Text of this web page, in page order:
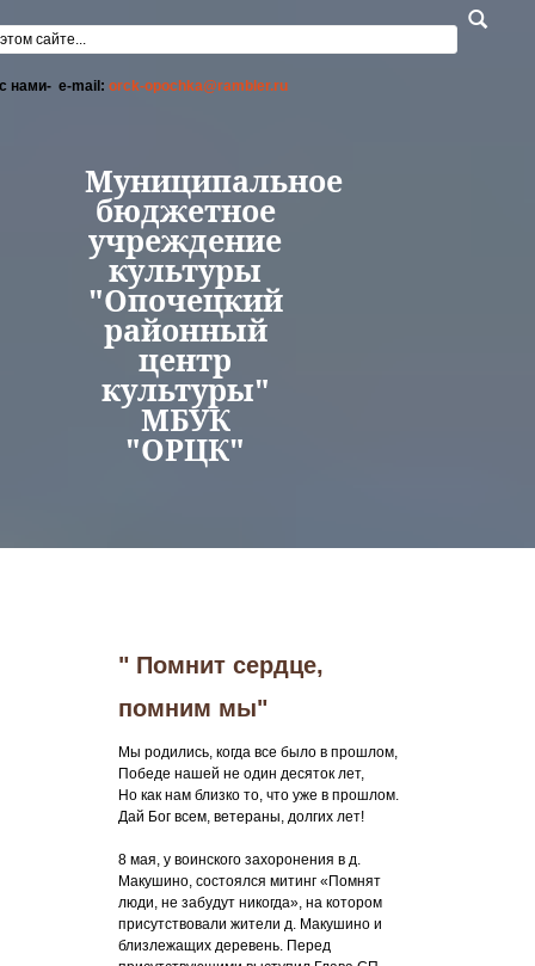
поиска
нами- e-mail: orck-opochka@rambler.ru
Муниципальное
бюджетное
учреждение
культуры
"Опочецкий
районный
центр
культуры"
МБУК
"ОРЦК"
" Помнит сердце,
помним мы"
Мы родились, когда все было в прошлом,
Победе нашей не один десяток лет,
Но как нам близко то, что уже в прошлом.
Дай Бог всем, ветераны, долгих лет!
8 мая, у воинского захоронения в д.
Макушино, состоялся митинг «Помнят
люди, не забудут никогда», на котором
присутствовали жители д. Макушино и
близлежащих деревень. Перед